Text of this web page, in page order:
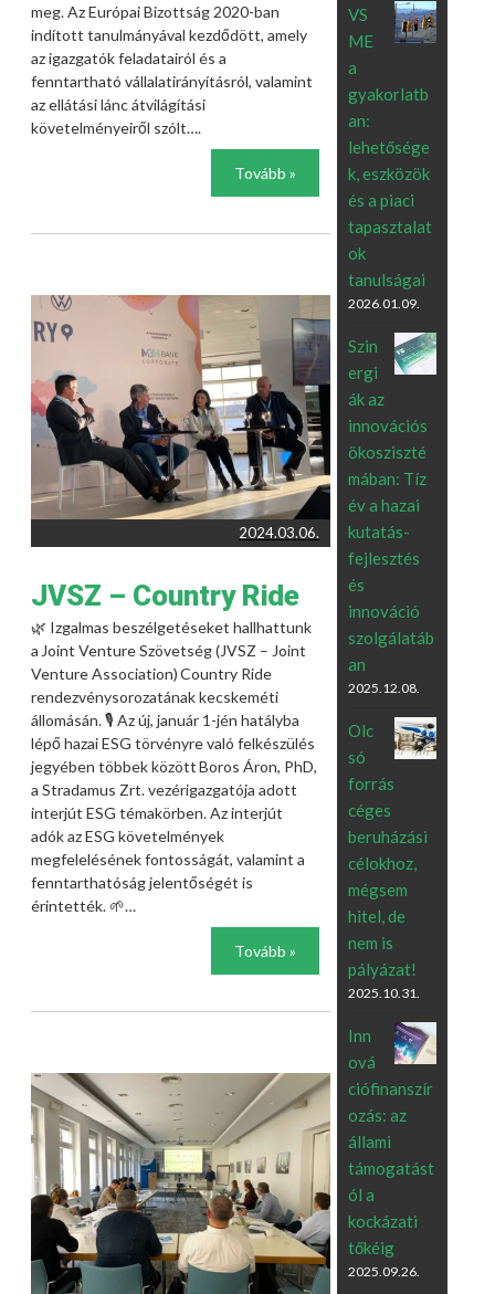
meg. Az Európai Bizottság 2020-ban
indított tanulmányával kezdődött, amely
az igazgatók feladatairól és a
fenntartható vállalatirányításról, valamint
az ellátási lánc átvilágítási
követelményeiről szólt….
Tovább »
2024.03.06.
JVSZ – Country Ride
🌿 Izgalmas beszélgetéseket hallhattunk
a Joint Venture Szövetség (JVSZ – Joint
Venture Association) Country Ride
rendezvénysorozatának kecskeméti
állomásán. 🎙️ Az új, január 1-jén hatályba
lépő hazai ESG törvényre való felkészülés
jegyében többek között Boros Áron, PhD,
a Stradamus Zrt. vezérigazgatója adott
interjút ESG témakörben. Az interjút
adók az ESG követelmények
megfelelésének fontosságát, valamint a
fenntarthatóság jelentőségét is
érintették. 🌱…
Tovább »
VS
ME
a
gyakorlatb
an:
lehetősége
k, eszközök
és a piaci
tapasztalat
ok
tanulságai
2026.01.09.
Szin
ergi
ák az
innovációs
ökosziszté
mában: Tíz
év a hazai
kutatás-
fejlesztés
és
innováció
szolgálatáb
an
2025.12.08.
Olc
só
forrás
céges
beruházási
célokhoz,
mégsem
hitel, de
nem is
pályázat!
2025.10.31.
Inn
ová
ciófinanszír
ozás: az
állami
támogatást
ól a
kockázati
tőkéig
2025.09.26.